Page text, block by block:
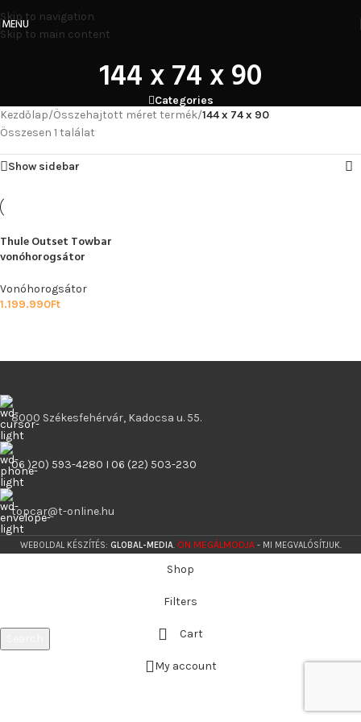
Skip to navigation
Skip to main content
MENU
144 x 74 x 90
Categories
Kezdőlap/Összehajtott méret termék/144 x 74 x 90
Összesen 1 találat
Show sidebar
Thule Outset Towbar
vonóhorogsátor
Vonóhorogsátor
1.199.990Ft
8000 Székesfehérvár, Kadocsa u. 55.
06 )20) 593-4280 I 06 (22) 503-230
topcar@t-online.hu
WEBOLDAL KÉSZÍTÉS: GLOBAL-MEDIA.ÖN MEGÁLMODJA- MI MEGVALÓSÍTJUK.
Start typing to see products you are looking for.
Shop
Filters
Cart
My account